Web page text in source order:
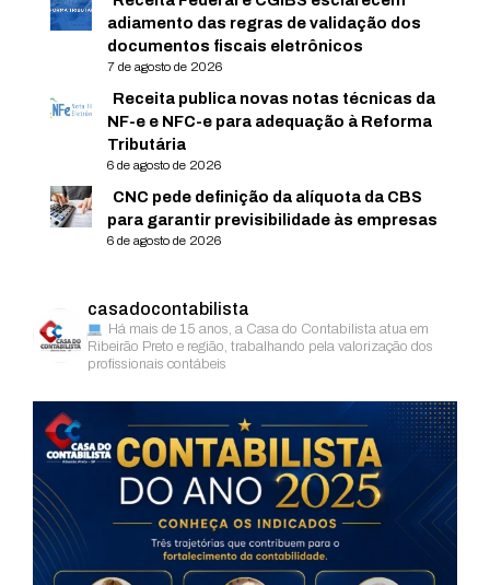
adiamento das regras de validação dos
documentos fiscais eletrônicos
7 de agosto de 2026
Receita publica novas notas técnicas da
NF-e e NFC-e para adequação à Reforma
Tributária
6 de agosto de 2026
CNC pede definição da alíquota da CBS
para garantir previsibilidade às empresas
6 de agosto de 2026
casadocontabilista
Há mais de 15 anos, a Casa do Contabilista atua em
Ribeirão Preto e região, trabalhando pela valorização dos
profissionais contábeis